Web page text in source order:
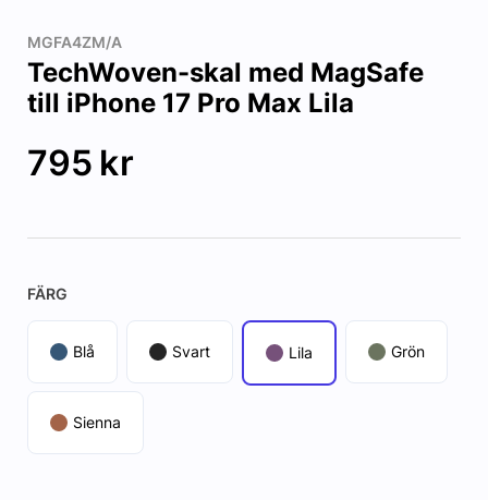
MGFA4ZM/A
TechWoven-skal med MagSafe
till iPhone 17 Pro Max Lila
795 kr
FÄRG
Blå Svart Lila Grön
Sienna